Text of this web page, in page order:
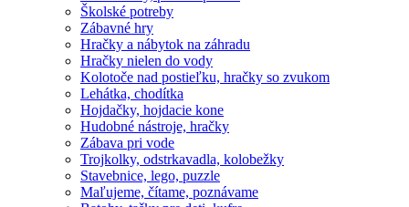
Školské potreby
Zábavné hry
Hračky a nábytok na záhradu
Hračky nielen do vody
Kolotoče nad postieľku, hračky so zvukom
Lehátka, chodítka
Hojdačky, hojdacie kone
Hudobné nástroje, hračky
Zábava pri vode
Trojkolky, odstrkavadla, kolobežky
Stavebnice, lego, puzzle
Maľujeme, čítame, poznávame